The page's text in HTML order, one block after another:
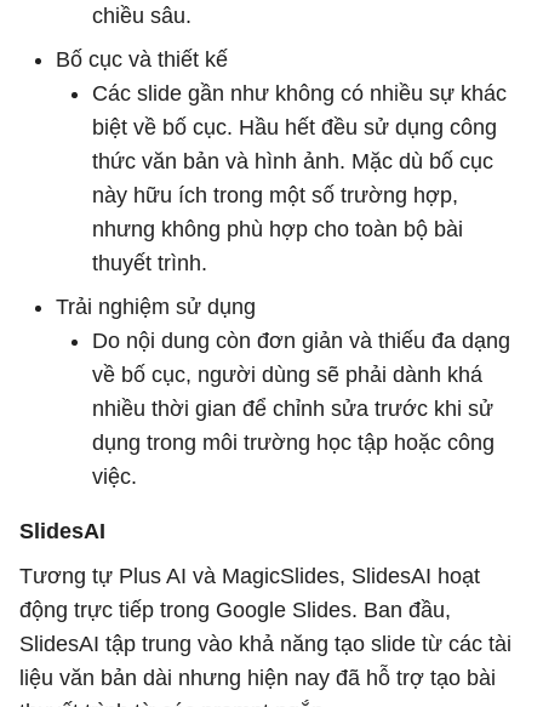
chiều sâu.
Bố cục và thiết kế
Các slide gần như không có nhiều sự khác
biệt về bố cục. Hầu hết đều sử dụng công
thức văn bản và hình ảnh. Mặc dù bố cục
này hữu ích trong một số trường hợp,
nhưng không phù hợp cho toàn bộ bài
thuyết trình.
Trải nghiệm sử dụng
Do nội dung còn đơn giản và thiếu đa dạng
về bố cục, người dùng sẽ phải dành khá
nhiều thời gian để chỉnh sửa trước khi sử
dụng trong môi trường học tập hoặc công
việc.
SlidesAI
Tương tự Plus AI và MagicSlides, SlidesAI hoạt
động trực tiếp trong Google Slides. Ban đầu,
SlidesAI tập trung vào khả năng tạo slide từ các tài
liệu văn bản dài nhưng hiện nay đã hỗ trợ tạo bài